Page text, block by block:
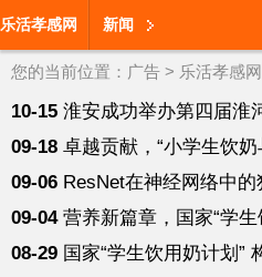
乐活孝感网 新闻
您的当前位置： 广告 > 乐活孝感网
10-15 淮安成功举办第四届淮河华商大
09-18 卓越贡献，“小学生饮
09-06 ResNet在神经网络中的
09-04 营养新篇章，国家“学生
08-29 国家“学生饮用奶计划”